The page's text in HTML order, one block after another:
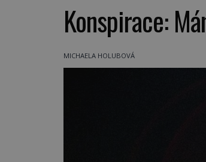
Konspirace:
MICHAELA HOLUBOVÁ